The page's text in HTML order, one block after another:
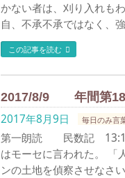
かない者は、刈り入れも
自、不承不承ではなく、
この記事を読む
2017/8/9 年間第18
2017年8月9日 毎日のみ言
第一朗読 民数記 13:1-2
はモーセに言われた。 「
ンの土地を偵察させなさ